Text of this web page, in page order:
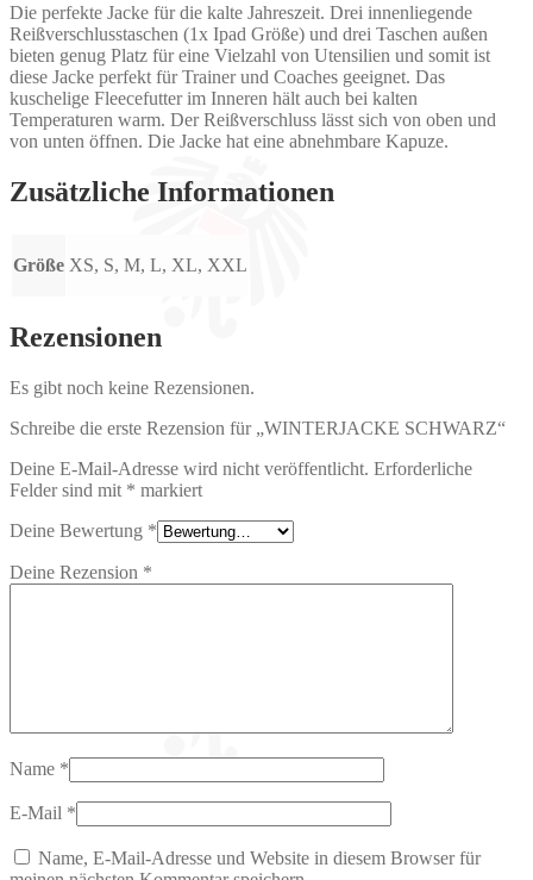
Die perfekte Jacke für die kalte Jahreszeit. Drei innenliegende
Reißverschlusstaschen (1x Ipad Größe) und drei Taschen außen
bieten genug Platz für eine Vielzahl von Utensilien und somit ist
diese Jacke perfekt für Trainer und Coaches geeignet. Das
kuschelige Fleecefutter im Inneren hält auch bei kalten
Temperaturen warm. Der Reißverschluss lässt sich von oben und
von unten öffnen. Die Jacke hat eine abnehmbare Kapuze.
Zusätzliche Informationen
Größe XS, S, M, L, XL, XXL
Rezensionen
Es gibt noch keine Rezensionen.
Schreibe die erste Rezension für „WINTERJACKE SCHWARZ“
Deine E-Mail-Adresse wird nicht veröffentlicht. Erforderliche
Felder sind mit * markiert
Deine Bewertung *
Deine Rezension *
Name *
E-Mail *
Name, E-Mail-Adresse und Website in diesem Browser für